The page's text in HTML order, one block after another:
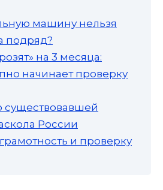
машину нельзя
подряд?
на 3 месяца:
начинает проверку
существовавшей
России
грамотность и проверку